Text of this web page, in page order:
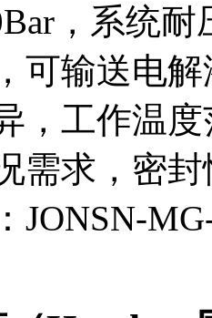
，系统
可输送电
，工作温
需求，密
JONSN-